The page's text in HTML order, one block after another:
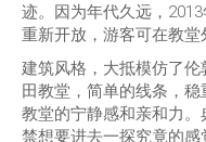
迹。因为年代久远，
重新开放，游客可在教堂
建筑风格，大抵模仿了
田教堂，简单的线条，
教堂的宁静感和亲和力
禁想要进去一探究竟的感